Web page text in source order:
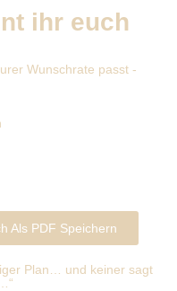
ihr euch
Wunschrate passt -
Als PDF Speichern
Plan… und keiner sagt